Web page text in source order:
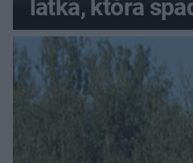
latka, która